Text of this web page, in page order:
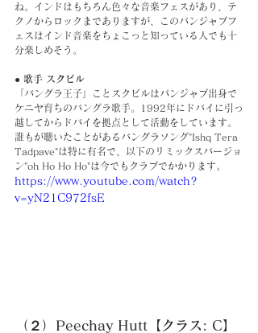
ね。インドはもちろん色々な音楽フェスがあり、テ
クノからロックまでありますが、このパンジャブフ
ェスはインド音楽をちょこっと知っている人でも十
分楽しめそう。
● 歌手 スクビル
「バングラ王子」ことスクビルはパンジャブ出身で
ケニヤ育ちのバングラ歌手。1992年にドバイに引っ
越してからドバイを拠点として活動をしています。
誰もが聴いたことがあるバングラソング"Ishq Tera
Tadpave"は特に有名で、以下のリミックスバージョ
ン"oh Ho Ho Ho"は今でもクラブでかかります。
https://www.youtube.com/watch?
v=yN21C972fsE
（２）Peechay Hutt【クラス: C】